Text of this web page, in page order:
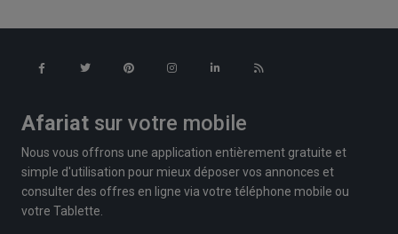
Afariat sur votre mobile
Nous vous offrons une application entièrement gratuite et
simple d'utilisation pour mieux déposer vos annonces et
consulter des offres en ligne via votre téléphone mobile ou
votre Tablette.